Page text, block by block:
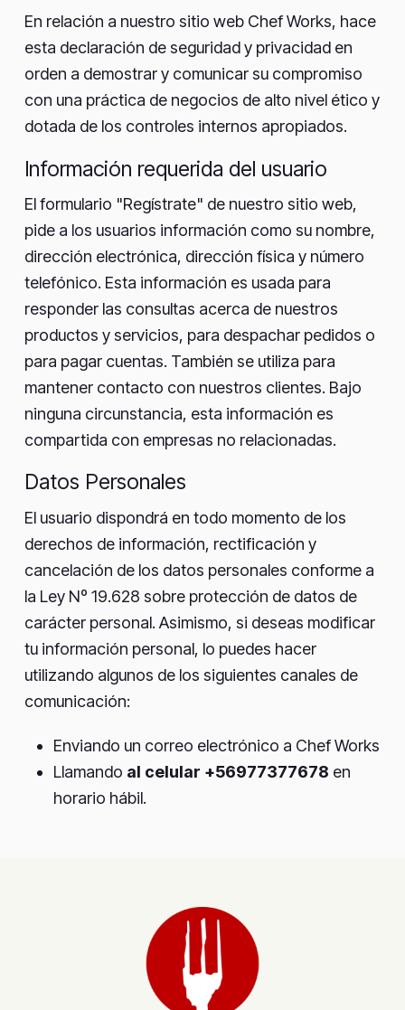
En relación a nuestro sitio web Chef Works, hace
esta declaración de seguridad y privacidad en
orden a demostrar y comunicar su compromiso
con una práctica de negocios de alto nivel ético y
dotada de los controles internos apropiados.
Información requerida del usuario
El formulario "Regístrate" de nuestro sitio web,
pide a los usuarios información como su nombre,
dirección electrónica, dirección física y número
telefónico. Esta información es usada para
responder las consultas acerca de nuestros
productos y servicios, para despachar pedidos o
para pagar cuentas. También se utiliza para
mantener contacto con nuestros clientes. Bajo
ninguna circunstancia, esta información es
compartida con empresas no relacionadas.
Datos Personales
El usuario dispondrá en todo momento de los
derechos de información, rectificación y
cancelación de los datos personales conforme a
la Ley Nº 19.628 sobre protección de datos de
carácter personal. Asimismo, si deseas modificar
tu información personal, lo puedes hacer
utilizando algunos de los siguientes canales de
comunicación:
Enviando un correo electrónico a Chef Works
Llamando al celular +56977377678 en
horario hábil.